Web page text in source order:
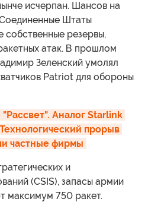
исчерпан. Шансов на
Штаты
собственные резервы,
атак. В прошлом
Зеленский умолял
Patriot для обороны
Аналог Starlink
прорыв
частные фирмы
и
(CSIS), запасы армии
максимум 750 ракет.